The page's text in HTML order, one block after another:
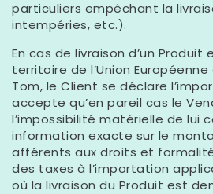
particuliers empêchant la
intempéries, etc.).
En cas de livraison d’un Produit
territoire de l’Union
Tom, le Client se déclare
accepte qu’en pareil cas le
l’impossibilité matérielle de lui
information exacte sur le
afférents aux droits et
des taxes à l’importation
où la livraison du Produit est